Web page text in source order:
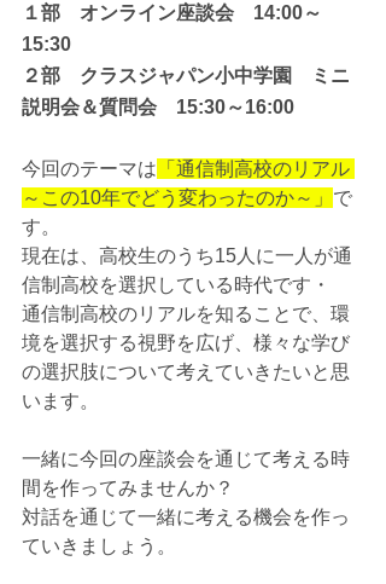
１部　オンライン座談会　14:00～
15:30
２部　クラスジャパン小中学園　ミニ
説明会＆質問会　15:30～16:00
今回のテーマは 「通信制高校のリアル
～この10年でどう変わったのか～」 で
す。
現在は、高校生のうち15人に一人が通
信制高校を選択している時代です・
通信制高校のリアルを知ることで、環
境を選択する視野を広げ、様々な学び
の選択肢について考えていきたいと思
います。
一緒に今回の座談会を通じて考える時
間を作ってみませんか？
対話を通じて一緒に考える機会を作っ
ていきましょう。